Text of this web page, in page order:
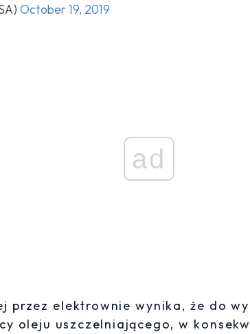
October 19, 2019
ad
przez elektrownie wynika, że do
oleju uszczelniającego, w